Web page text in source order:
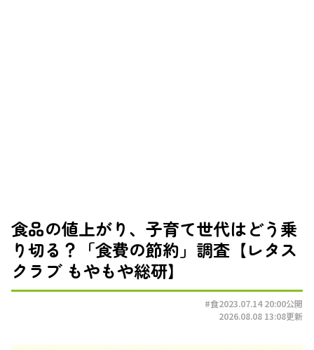
食品の値上がり、子育て世代はどう乗
り切る？「食費の節約」調査【レタス
クラブ もやもや総研】
#食2023.07.14 20:00公開
2026.08.08 13:08更新